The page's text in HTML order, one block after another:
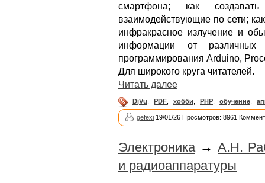
смартфона; как
взаимодействующие по сети;
инфракрасное излучение и
информации от
программирования Arduino,
Для широкого круга читателей.
Читать далее
DjVu PDF хобби PHP обучение
gefexi 19/01/26 Просмотров: 8961
Электроника→ А.Н.
и радиоаппаратуры